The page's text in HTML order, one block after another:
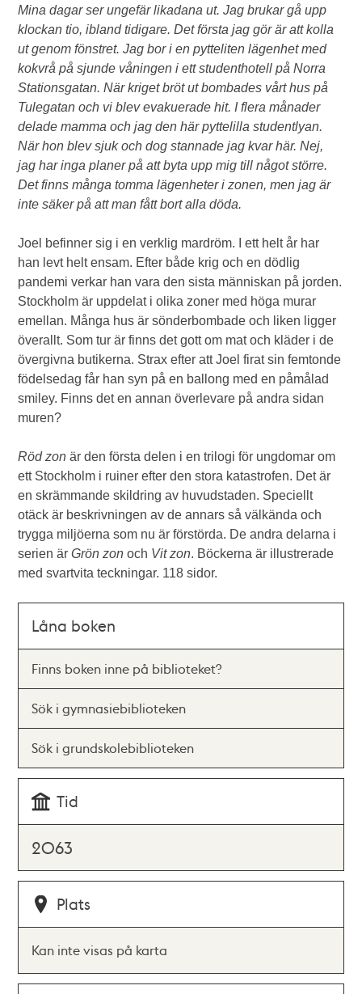
Mina dagar ser ungefär likadana ut. Jag brukar gå upp
klockan tio, ibland tidigare. Det första jag gör är att kolla
ut genom fönstret. Jag bor i en pytteliten lägenhet med
kokvrå på sjunde våningen i ett studenthotell på Norra
Stationsgatan. När kriget bröt ut bombades vårt hus på
Tulegatan och vi blev evakuerade hit. I flera månader
delade mamma och jag den här pyttelilla studentlyan.
När hon blev sjuk och dog stannade jag kvar här. Nej,
jag har inga planer på att byta upp mig till något större.
Det finns många tomma lägenheter i zonen, men jag är
inte säker på att man fått bort alla döda.
Joel befinner sig i en verklig mardröm. I ett helt år har
han levt helt ensam. Efter både krig och en dödlig
pandemi verkar han vara den sista människan på jorden.
Stockholm är uppdelat i olika zoner med höga murar
emellan. Många hus är sönderbombade och liken ligger
överallt. Som tur är finns det gott om mat och kläder i de
övergivna butikerna. Strax efter att Joel firat sin femtonde
födelsedag får han syn på en ballong med en påmålad
smiley. Finns det en annan överlevare på andra sidan
muren?
Röd zon är den första delen i en trilogi för ungdomar om
ett Stockholm i ruiner efter den stora katastrofen. Det är
en skrämmande skildring av huvudstaden. Speciellt
otäck är beskrivningen av de annars så välkända och
trygga miljöerna som nu är förstörda. De andra delarna i
serien ärGrön zon och Vit zon. Böckerna är illustrerade
med svartvita teckningar. 118 sidor.
Låna boken
Finns boken inne på biblioteket?
Sök i gymnasiebiblioteken
Sök i grundskolebiblioteken
Tid
2063
Plats
Kan inte visas på karta